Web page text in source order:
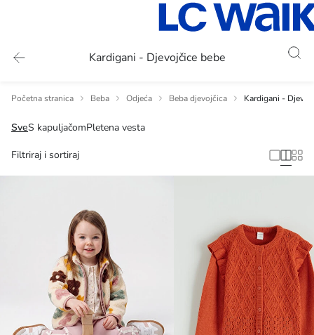
Kardigani - Djevojčice bebe
Početna stranica Beba Odjeća Beba djevojčica Kardigani -
SveS kapuljačomPletena vesta
Filtriraj i sortiraj